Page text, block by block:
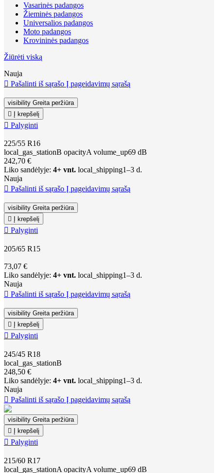
Vasarinės padangos
Žieminės padangos
Universalios padangos
Moto padangos
Krovininės padangos
Žiūrėti viską
Nauja
 Pašalinti iš sąrašo Į pageidavimų sąrašą
visibility Greita peržiūra
 Į krepšelį
 Palyginti
225/55 R16
local_gas_stationB opacityA volume_up69 dB
242,70 €
Liko sandėlyje: 4+ vnt. local_shipping1–3 d.
Nauja
 Pašalinti iš sąrašo Į pageidavimų sąrašą
visibility Greita peržiūra

Į krepšelį
 Palyginti
205/65 R15
73,07 €
Liko sandėlyje: 4+ vnt. local_shipping1–3 d.
Nauja
 Pašalinti iš sąrašo Į pageidavimų sąrašą
visibility Greita peržiūra

Į krepšelį
 Palyginti
245/45 R18
local_gas_stationB
248,50 €
Liko sandėlyje: 4+ vnt. local_shipping1–3 d.
Nauja
 Pašalinti iš sąrašo Į pageidavimų sąrašą
visibility Greita peržiūra

Į krepšelį
 Palyginti
215/60 R17
local_gas_stationA opacityA volume_up69 dB